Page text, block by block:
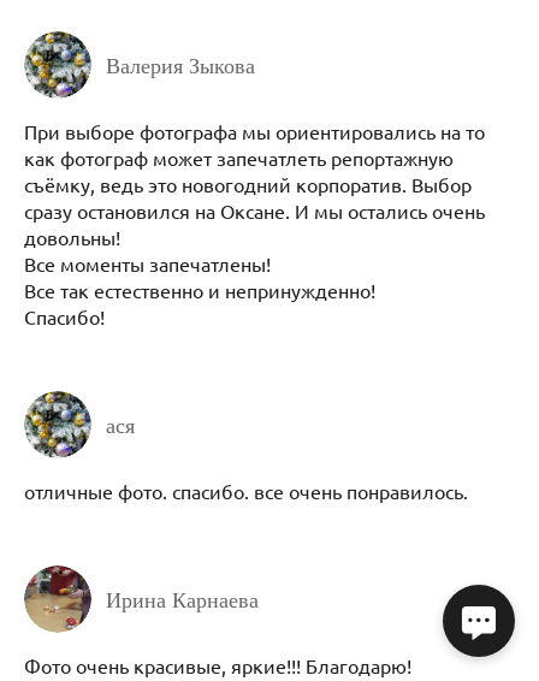
Валерия Зыкова
При выборе фотографа мы ориентировались на то
как фотограф может запечатлеть репортажную
съёмку, ведь это новогодний корпоратив. Выбор
сразу остановился на Оксане. И мы остались очень
довольны!
Все моменты запечатлены!
Все так естественно и непринужденно!
Спасибо!
ася
отличные фото. спасибо. все очень понравилось.
Ирина Карнаева
Фото очень красивые, яркие!!! Благодарю!